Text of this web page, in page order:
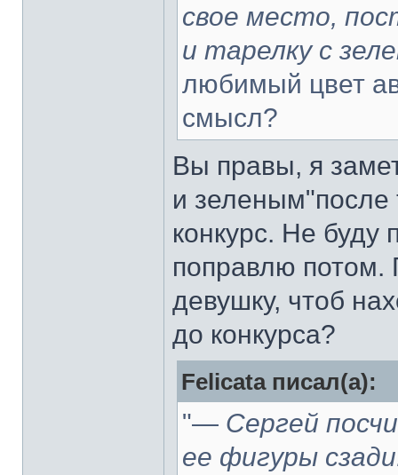
свое место,
и тарелку с
любимый цвет
смысл?
Вы правы, я
и зеленым"после
конкурс. Не буду
поправлю потом.
девушку, чтоб
до конкурса?
Felicata писал(а):
"— Сергей
ее фигуры